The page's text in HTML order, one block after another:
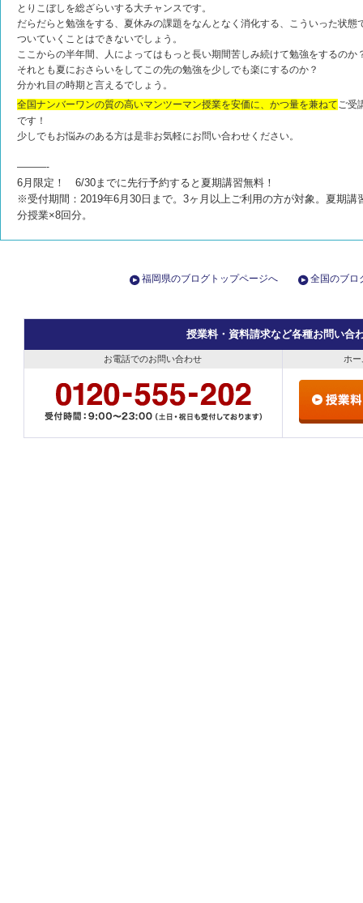
とりこぼしを総ざらいする大チャンスです。
だらだらと勉強をする、夏休みの課題をなんとなく消化する、こういった状態
ついていくことはできないでしょう。
ここからの半年間、人によってはもっと長い期間苦しみ続けて勉強をするのか
それとも夏におさらいをしてこの先の勉強を少しでも楽にするのか？
分かれ目の時期と言えるでしょう。
全国ナンバーワンの質の高いマンツーマン授業を安価に、かつ量を兼ねてご受
です！
少しでもお悩みのある方は是非お気軽にお問い合わせください。
———-
6月限定！ 6/30までに先行予約すると夏期講習無料！
※受付期間：2019年6月30日まで。3ヶ月以上ご利用の方が対象。夏期講
分授業×8回分。
福岡県のブログトップページへ 全国のブロ
授業料・資料請求など各種お問い合
お電話でのお問い合わせ ホ